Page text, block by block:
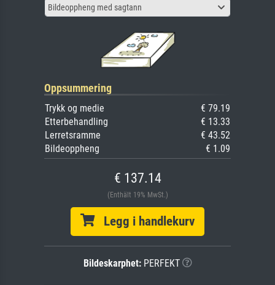
Bildeoppheng med sagtann
Oppsummering
Trykk og medie
€ 79.19
Etterbehandling
€ 13.33
Lerretsramme
€ 43.52
Bildeoppheng
€ 1.09
€ 137.14
(Enthält 19% MwSt.)
Legg i handlekurv
Bildeskarphet:PERFEKT